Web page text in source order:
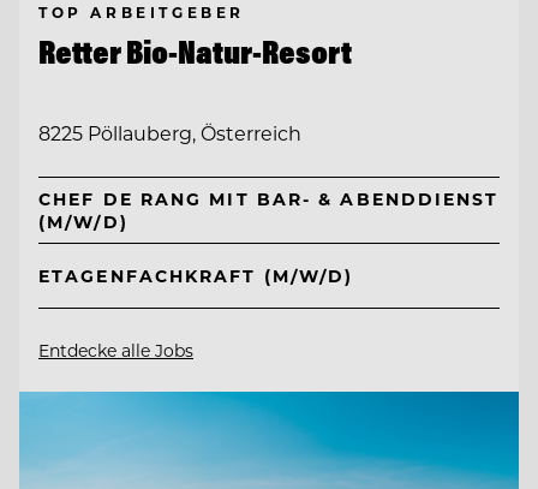
TOP ARBEITGEBER
Retter Bio-Natur-Resort
8225 Pöllauberg, Österreich
CHEF DE RANG MIT BAR- & ABENDDIENST
(M/W/D)
ETAGENFACHKRAFT (M/W/D)
Entdecke alle Jobs